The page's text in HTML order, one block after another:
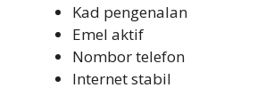
Kad pengenalan
Emel aktif
Nombor telefon
Internet stabil